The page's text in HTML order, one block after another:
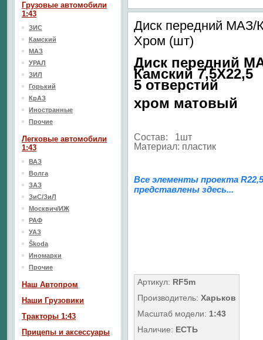
Диск передний МАЗ/
Хром (шт)
Диск передний
Камский 7,5Х22,5
5 отверстий
хром матовый
Состав: 1шт
Материал: пластик
Все элементы проекта R22,5
представлены здесь...
Артикул: RF5m
Производитель: Харьков
Масштаб модели: 1:43
Наличие: ЕСТЬ
Грузовые автомобили
1:43
ЗИС
Камский
МАЗ
УРАЛ
ЗИЛ
Горький
КрАЗ
Иностранные
Прочие
Легковые автомобили
1:43
ВАЗ
Волга
ЗАЗ
ЗиС/ЗиЛ
Москвич/ИЖ
РАФ
УАЗ
Škoda
Иномарки
Прочие
Наш Aвтопром
Наши Грузовики
Тракторы 1:43
Прицепы и аксессуары